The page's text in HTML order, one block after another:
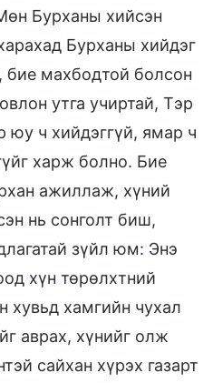
Бурханы хийсэн
Бурханы хийдэг
бие махбодтой болсон
утга учиртай, Тэр
юу ч хийдэггүй, ямар ч
харж болно. Бие
ажиллаж, хүний
нь сонголт биш,
зүйл юм: Энэ
хүн төрөлхтний
хувьд хамгийн чухал
аврах, хүнийг олж
сайхан хүрэх газарт